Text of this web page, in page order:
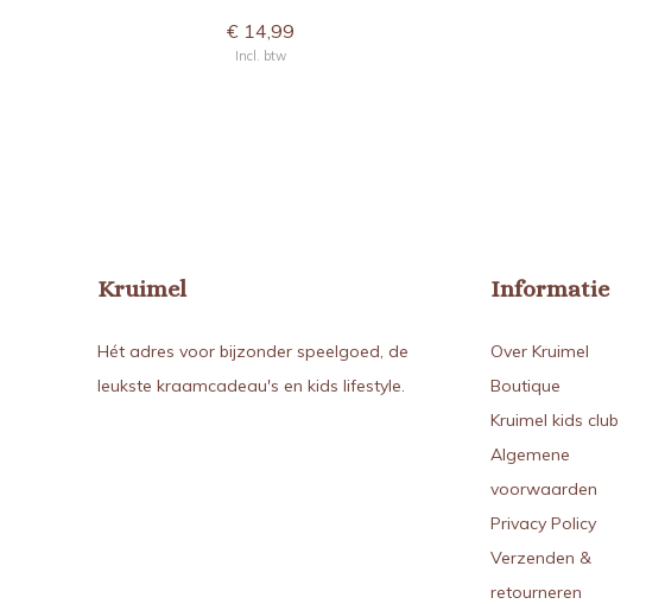
€ 14,99
Incl. btw
Kruimel
Hét adres voor bijzonder speelgoed, de
leukste kraamcadeau's en kids lifestyle.
Informatie
Over Kruimel
Boutique
Kruimel kids club
Algemene
voorwaarden
Privacy Policy
Verzenden &
retourneren